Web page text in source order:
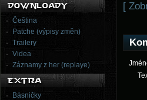
Čeština
Patche (výpisy změn)
Trailery
Videa
Záznamy z her (replaye)
Básničky
[